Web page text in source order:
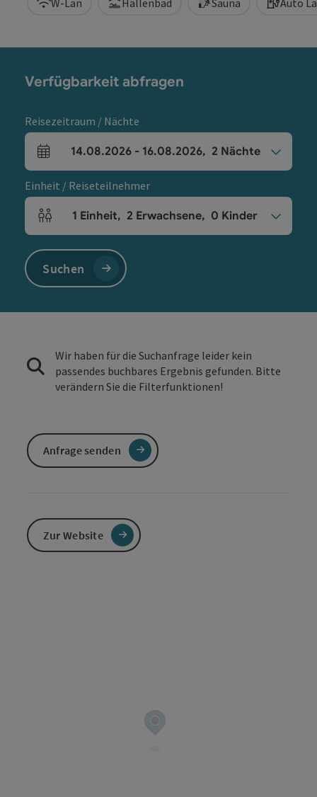
W-Lan Hallenbad Sauna Auto
Verfügbarkeit abfragen
Reisezeitraum / Nächte
An- und Abreisefelder
14.08.2026 - 16.08.2026, 2 Nächte
Einheit / Reiseteilnehmer
Einheitenanzahl und Personenfelder
1 Einheit, 2 Erwachsene, 0 Kinder
Suchen
Wir haben für die Suchanfrage leider kein
passendes buchbares Ergebnis gefunden. Bitte
verändern Sie die Filterfunktionen!
Anfrage senden
Zur Website